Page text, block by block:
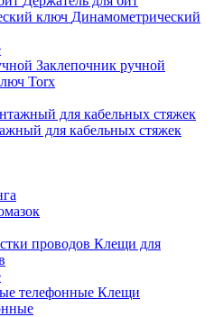
Динамометрический
Заклепочник ручной
Torx
для кабельных стяжек
Клещи для
Клещи